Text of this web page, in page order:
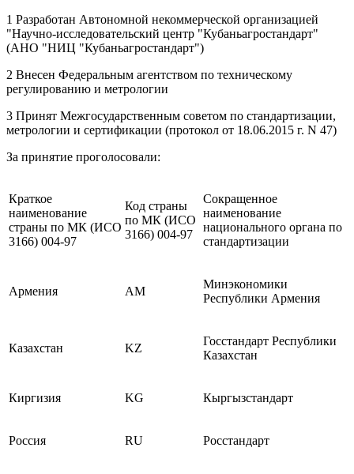
1 Разработан Автономной некоммерческой организацией
"Научно-исследовательский центр "Кубаньагростандарт"
(АНО "НИЦ "Кубаньагростандарт")
2 Внесен Федеральным агентством по техническому
регулированию и метрологии
3 Принят Межгосударственным советом по стандартизации,
метрологии и сертификации (протокол от 18.06.2015 г. N 47)
За принятие проголосовали:
Краткое
наименование
страны по МК (ИСО
3166) 004-97
Код страны
по МК (ИСО
3166) 004-97
Сокращенное
наименование
национального органа по
стандартизации
Армения AM
Минэкономики
Республики Армения
Казахстан KZ
Госстандарт Республики
Казахстан
Киргизия KG Кыргызстандарт
Россия RU Росстандарт